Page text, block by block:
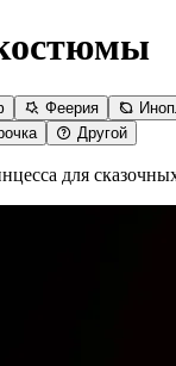
Феерия
Другой
для